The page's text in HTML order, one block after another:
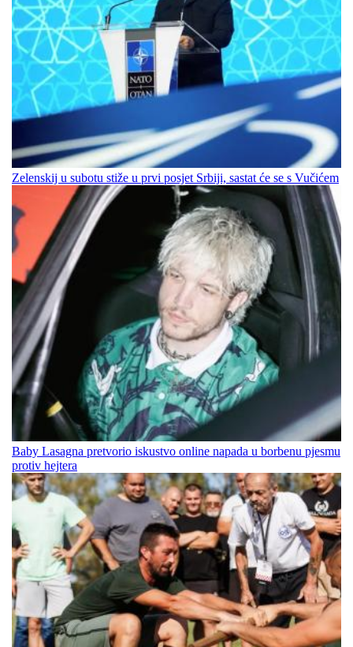
Zelenskij u subotu stiže u prvi posjet Srbiji, sastat će se s Vučićem
Baby Lasagna pretvorio iskustvo online napada u borbenu pjesmu
protiv hejtera